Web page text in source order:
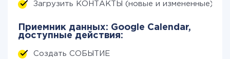
Загрузить КОНТАКТЫ (новые и измененные)
Приемник данных: Google Calendar,
доступные действия:
Создать СОБЫТИЕ